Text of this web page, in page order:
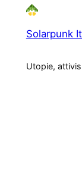
Solarpunk
Utopie,